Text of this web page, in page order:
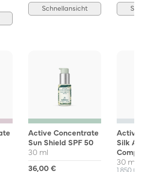
Schnellansicht
Active Concentrate
Sun Shield SPF 50
30 ml
36,00 €
Active
Silk
30 ml